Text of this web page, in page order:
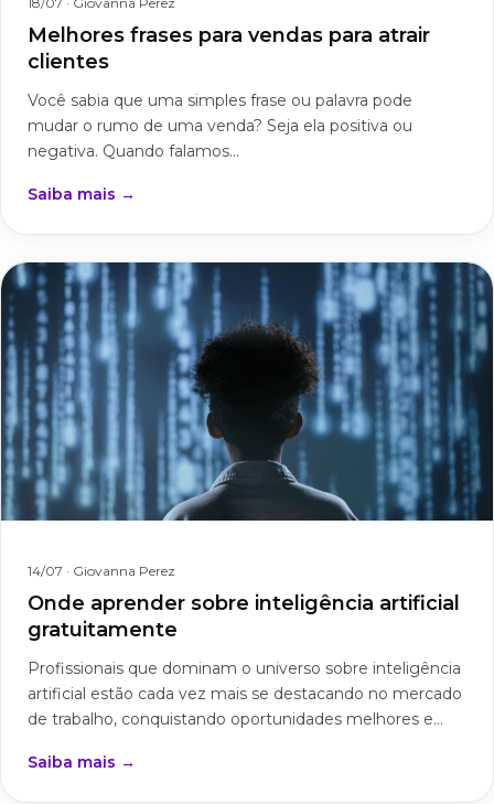
Melhores frases para vendas para atrair
clientes
Você sabia que uma simples frase ou palavra pode
mudar o rumo de uma venda? Seja ela positiva ou
negativa. Quando falamos...
Saiba mais →
14/07 · Giovanna Perez
Onde aprender sobre inteligência artificial
gratuitamente
Profissionais que dominam o universo sobre inteligência
artificial estão cada vez mais se destacando no mercado
de trabalho, conquistando oportunidades melhores e...
Saiba mais →